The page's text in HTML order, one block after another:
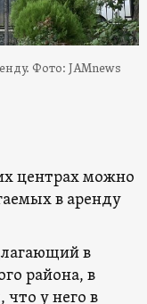
Фото: JAMnews
центрах можно
в аренду
в
района, в
что у него в